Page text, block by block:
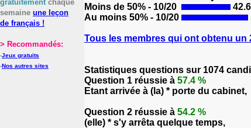
gratuitementchaque
semaine une leçon
de français !
> Recommandés:
-Jeux gratuits
-Nos autres sites
Moins de 50% - 10/20
Au moins 50% - 10/20
Tous les membres qui ont obtenu un
Statistiques questions sur 1074
Question 1 réussie à 57.4 %
Etant arrivée à (la) * porte du cabinet,
Question 2 réussie à 54.2 %
(elle) * s'y arrêta quelque temps,